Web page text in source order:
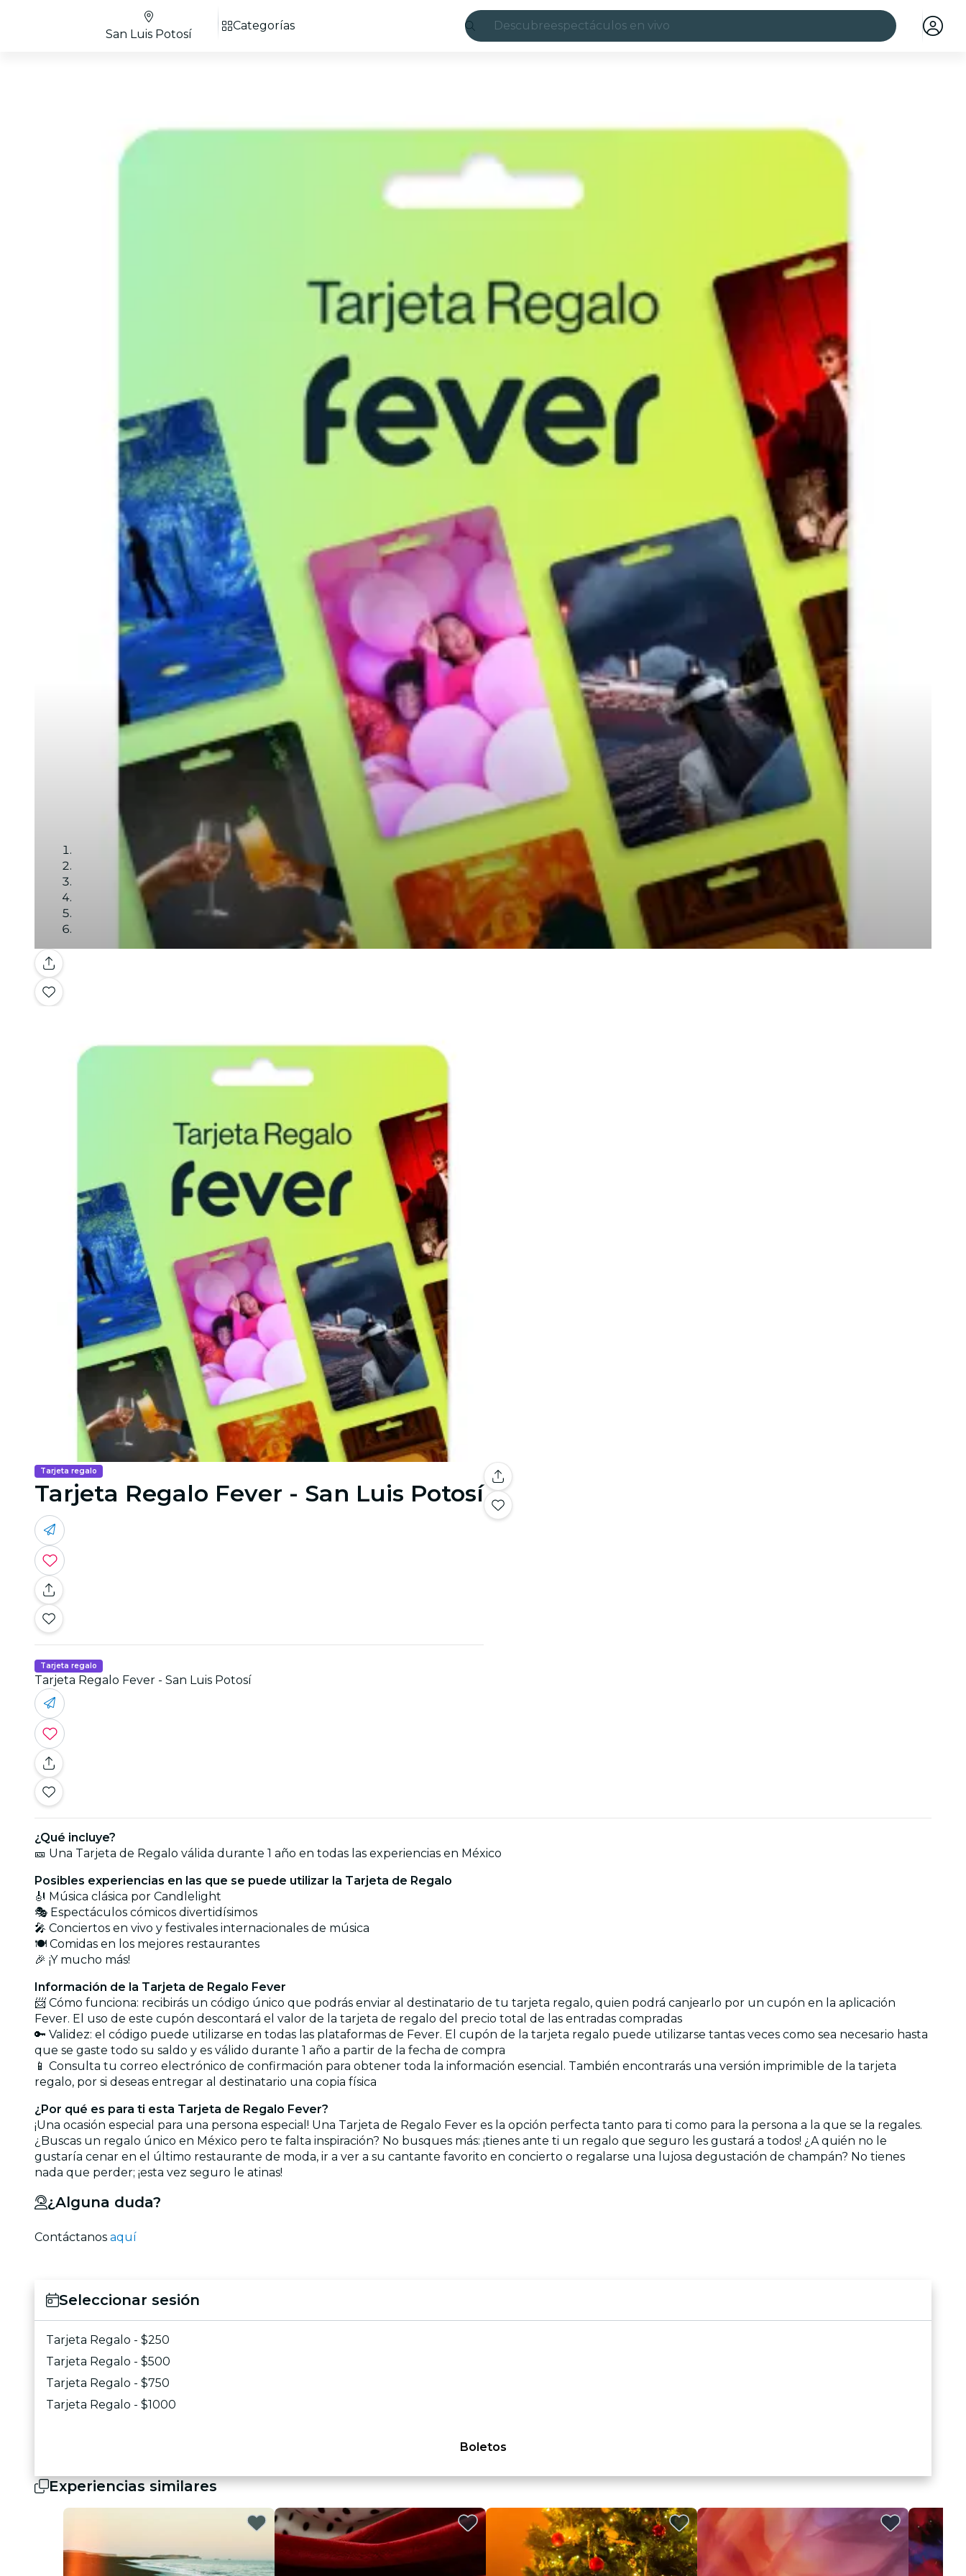
Descubreespectáculos en vivo
São Paulo
recorridos por la ciudad
conciertos
restaurantes
cine
San Luis Potosí
Categorías
Galería
Tarjeta regalo
Tarjeta Regalo Fever - San Luis Potosí
Tarjeta regalo
Tarjeta Regalo Fever - San Luis Potosí
¿Qué incluye?
🎫 Una Tarjeta de Regalo válida durante 1 año en todas las experiencias en México
Posibles experiencias en las que se puede utilizar la Tarjeta de Regalo
🎻 Música clásica por Candlelight
🎭 Espectáculos cómicos divertidísimos
🎤 Conciertos en vivo y festivales internacionales de música
🍽️ Comidas en los mejores restaurantes
🎉 ¡Y mucho más!
Información de la Tarjeta de Regalo Fever
📨 Cómo funciona: recibirás un código único que podrás enviar al destinatario de tu tarjeta regalo, quien podrá canjearlo por un cupón en la aplicación
Fever. El uso de este cupón descontará el valor de la tarjeta de regalo del precio total de las entradas compradas
🔑 Validez: el código puede utilizarse en todas las plataformas de Fever. El cupón de la tarjeta regalo puede utilizarse tantas veces como sea necesario hasta
que se gaste todo su saldo y es válido durante 1 año a partir de la fecha de compra
📱 Consulta tu correo electrónico de confirmación para obtener toda la información esencial. También encontrarás una versión imprimible de la tarjeta
regalo, por si deseas entregar al destinatario una copia física
¿Por qué es para ti esta Tarjeta de Regalo Fever?
¡Una ocasión especial para una persona especial! Una Tarjeta de Regalo Fever es la opción perfecta tanto para ti como para la persona a la que se la regales.
¿Buscas un regalo único en México pero te falta inspiración? No busques más: ¡tienes ante ti un regalo que seguro les gustará a todos! ¿A quién no le
gustaría cenar en el último restaurante de moda, ir a ver a su cantante favorito en concierto o regalarse una lujosa degustación de champán? No tienes
nada que perder; ¡esta vez seguro le atinas!
¿Alguna duda?
Contáctanos aquí
Seleccionar sesión
Tarjeta Regalo - $250
Tarjeta Regalo - $500
Tarjeta Regalo - $750
Tarjeta Regalo - $1000
Boletos
Experiencias similares